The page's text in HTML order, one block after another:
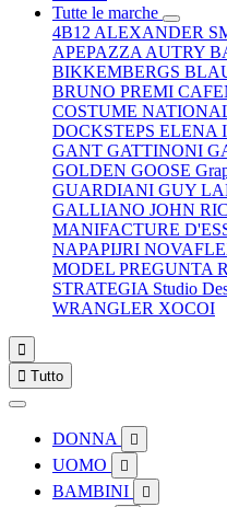
Tutte le marche
4B12 ALEXANDER
APEPAZZA AUTRY
BIKKEMBERGS
BRUNO PREMI
COSTUME
DOCKSTEPS ELENA
GANT GATTINONI
GOLDEN GOOSE
GUARDIANI GUY
GALLIANO JOHN
MANIFACTURE
NAPAPIJRI
MODEL PREGUNTA
STRATEGIA Studio
WRANGLER XOCOI

 Tutto
DONNA 
UOMO 
BAMBINI 